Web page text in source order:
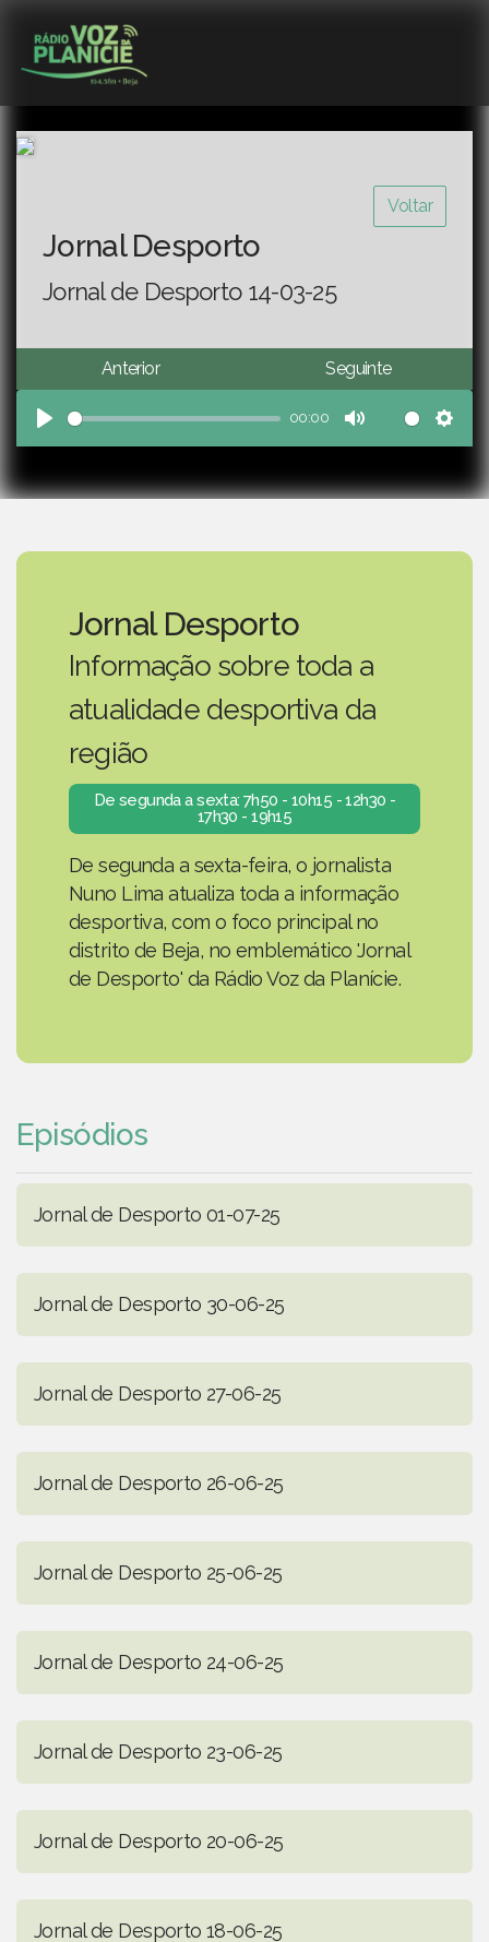
Voltar
Jornal Desporto
Jornal de Desporto 14-03-25
Anterior Seguinte
Play
00:00
Mute
Jornal Desporto
Informação sobre toda a
atualidade desportiva da
região
De segunda a sexta: 7h50 - 10h15 - 12h30 -
17h30 - 19h15
De segunda a sexta-feira, o jornalista
Nuno Lima atualiza toda a informação
desportiva, com o foco principal no
distrito de Beja, no emblemático 'Jornal
de Desporto' da Rádio Voz da Planície.
Episódios
Jornal de Desporto 01-07-25
Jornal de Desporto 30-06-25
Jornal de Desporto 27-06-25
Jornal de Desporto 26-06-25
Jornal de Desporto 25-06-25
Jornal de Desporto 24-06-25
Jornal de Desporto 23-06-25
Jornal de Desporto 20-06-25
Jornal de Desporto 18-06-25